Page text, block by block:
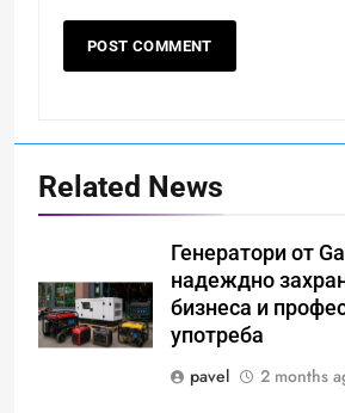
Related News
Генератори от
надеждно
бизнеса и
употреба
pavel
2 months